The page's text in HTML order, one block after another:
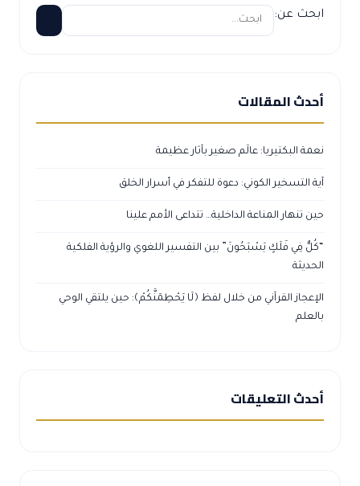
ابحث عن:
أحدث المقالات
نعمة البكتيريا: عالَم صغير بآثار عظيمة
آية التسخير الكوني: دعوة للتفكر في أسرار الخلق
حين تنهار المناعة الداخلية… تتداعى الأمم علينا
“كُلٌّ فِي فَلَكٍ يَسْبَحُونَ” بين التفسير اللغوي والرؤية الفلكية
الحديثة
الإعجاز القرآني من خلال لفظ ﴿لَا يَحْطِمَنَّكُمْ﴾: حين يلتقي الوحي
بالعلم
أحدث التعليقات